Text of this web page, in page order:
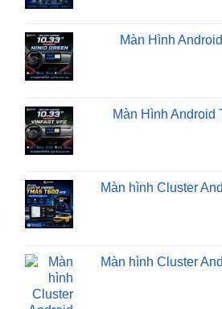
Màn Hình
Màn Hình Android
Màn hình Cluster
Màn hình Cluster